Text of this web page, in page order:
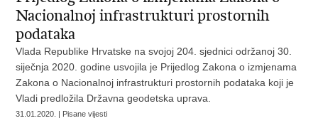
Nacionalnoj infrastrukturi prostornih
podataka
Vlada Republike Hrvatske na svojoj 204. sjednici održanoj 30.
siječnja 2020. godine usvojila je Prijedlog Zakona o izmjenama
Zakona o Nacionalnoj infrastrukturi prostornih podataka koji je
Vladi predložila Državna geodetska uprava.
31.01.2020. | Pisane vijesti